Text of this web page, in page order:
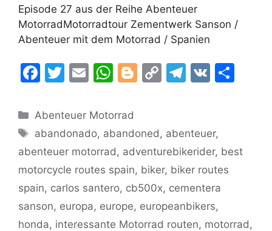
Episode 27 aus der Reihe Abenteuer
MotorradMotorradtour Zementwerk Sanson /
Abenteuer mit dem Motorrad / Spanien
F
c
e
b
o
o
k
T
itt
er
E
ai
l
W
at
s
A
p
p
Bl
g
er
C
y
Li
n
k
T
gr
a
m
V
Kategorien
Abenteuer Motorrad
Schlagwörter
abandonado, abandoned , abenteuer,
abenteuer motorrad , adventurebikerider, best
motorcycle routes spain, biker, biker routes
spain, carlos santero, cb500x, cementera
sanson, europa, europe, europeanbikers,
honda, interessante Motorrad routen, motorrad ,